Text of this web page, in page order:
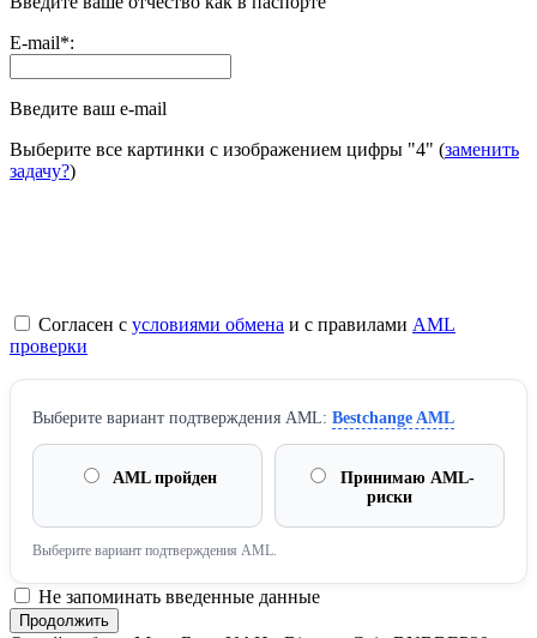
E-mail*:
Введите ваш e-mail
Выберите все картинки с изображением цифры "4" (заменить
задачу?)
Согласен с условиями обмена и с правилами AML
проверки
Выберите вариант подтверждения AML: Bestchange AML
AML пройден
Принимаю AML-
риски
Выберите вариант подтверждения AML.
Не запоминать введенные данные